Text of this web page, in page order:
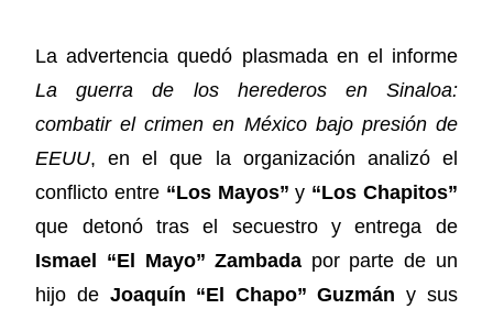
La advertencia quedó plasmada en el informe
La guerra de los herederos en Sinaloa:
combatir el crimen en México bajo presión de
EEUU, en el que la organización analizó el
conflicto entre “Los Mayos”y “Los Chapitos”
que detonó tras el secuestro y entrega de
Ismael “El Mayo” Zambada por parte de un
hijo de Joaquín “El Chapo” Guzmán y sus